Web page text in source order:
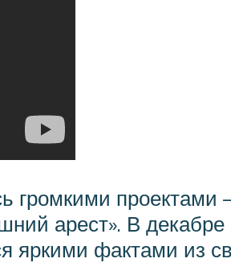
громкими проектами
арест». В
яркими фактами из